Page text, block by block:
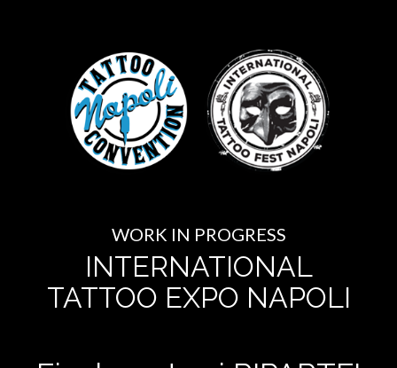
WORK IN PROGRESS
INTERNATIONAL
TATTOO EXPO NAPOLI